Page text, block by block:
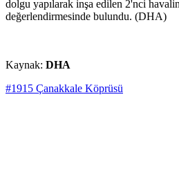
dolgu yapılarak inşa edilen 2'nci
değerlendirmesinde bulundu. (DHA)
Kaynak: DHA
#1915 Çanakkale Köprüsü